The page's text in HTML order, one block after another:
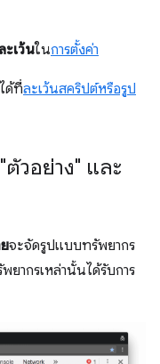
ะเว้นในการตั้งค่า
ด้ที่ละเว้นสคริปต์หรือรูป
วอย่าง" และ
จะจัดรูปแบบทรัพยากร
ยากรเหล่านั้นได้รับการ